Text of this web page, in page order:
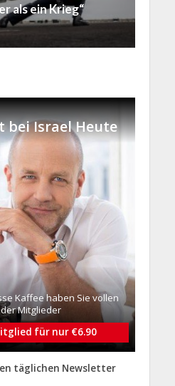
als ein Krieg“
Israel Heute
Kaffee haben Sie vollen
Mitglieder
für nur €6.90
täglichen Newsletter